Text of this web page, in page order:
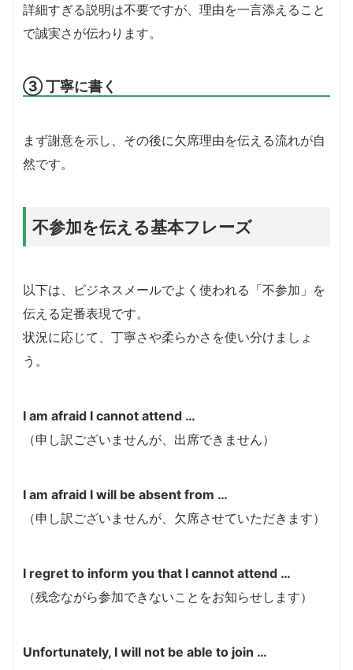
詳細すぎる説明は不要ですが、理由を一言添えること
で誠実さが伝わります。
③ 丁寧に書く
まず謝意を示し、その後に欠席理由を伝える流れが自
然です。
不参加を伝える基本フレーズ
以下は、ビジネスメールでよく使われる「不参加」を
伝える定番表現です。
状況に応じて、丁寧さや柔らかさを使い分けましょ
う。
I am afraid I cannot attend …
（申し訳ございませんが、出席できません）
I am afraid I will be absent from …
（申し訳ございませんが、欠席させていただきます）
I regret to inform you that I cannot attend …
（残念ながら参加できないことをお知らせします）
Unfortunately, I will not be able to join …